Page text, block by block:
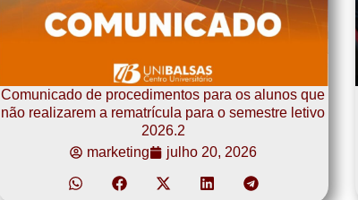
Comunicado de procedimentos para os alunos que
não realizarem a rematrícula para o semestre letivo
2026.2
marketing
julho 20, 2026